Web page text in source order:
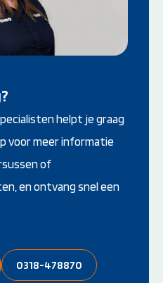
om een ​​schok
helpt je graag
voor meer informatie
of
en ontvang snel een
0318-478870